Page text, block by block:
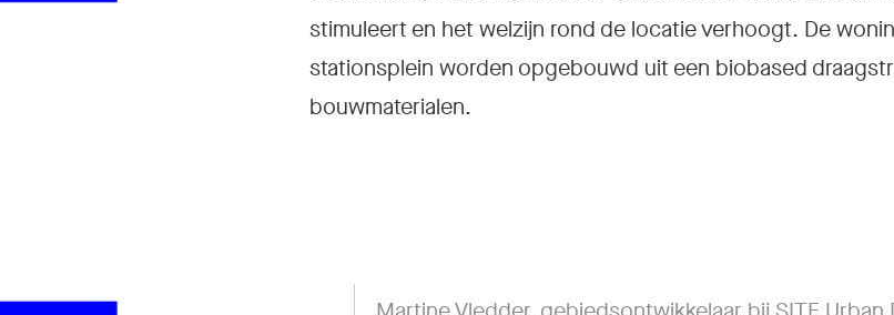
stimuleert en het welzijn rond de locatie verhoogt. De
stationsplein worden opgebouwd uit een biobased
bouwmaterialen.